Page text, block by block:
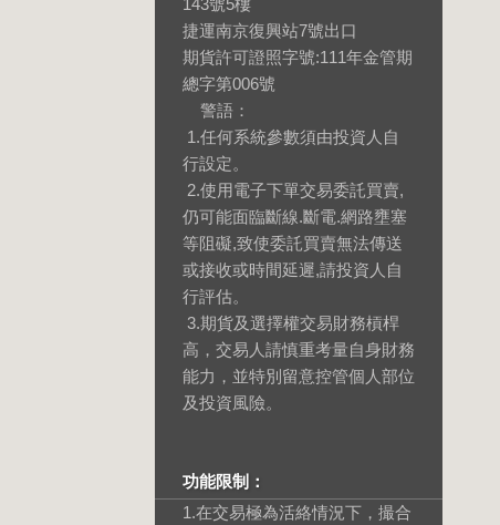
143號5樓
捷運南京復興站7號出口
期貨許可證照字號:111年金管期
總字第006號
警語：
1.任何系統參數須由投資人自
行設定。
2.使用電子下單交易委託買賣,
仍可能面臨斷線.斷電.網路壅塞
等阻礙,致使委託買賣無法傳送
或接收或時間延遲,請投資人自
行評估。
3.期貨及選擇權交易財務槓桿
高，交易人請慎重考量自身財務
能力，並特別留意控管個人部位
及投資風險。
功能限制：
1.在交易極為活絡情況下，撮合